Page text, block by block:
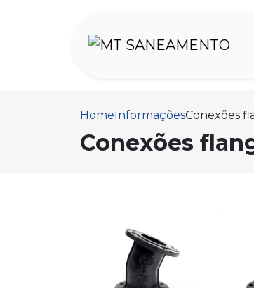
HomeInformaçõesConexões
Conexões